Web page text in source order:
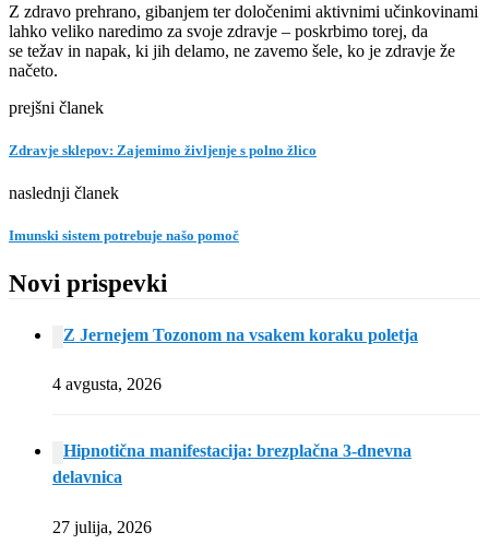
Z zdravo prehrano, gibanjem ter določenimi aktivnimi učinkovinami
lahko veliko naredimo za svoje zdravje – poskrbimo torej, da
se težav in napak, ki jih delamo, ne zavemo šele, ko je zdravje že
načeto.
prejšni članek
Zdravje sklepov: Zajemimo življenje s polno žlico
naslednji članek
Imunski sistem potrebuje našo pomoč
Novi prispevki
Z Jernejem Tozonom na vsakem koraku poletja
4 avgusta, 2026
Hipnotična manifestacija: brezplačna 3-dnevna
delavnica
27 julija, 2026